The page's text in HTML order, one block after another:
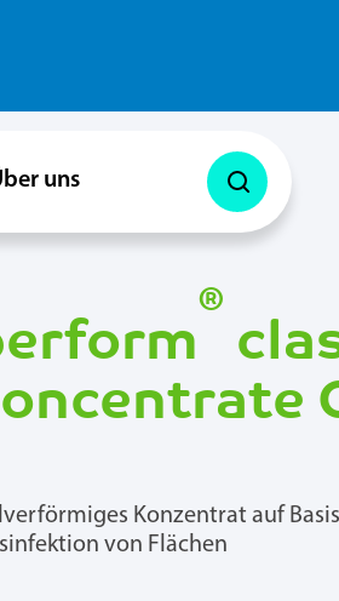
uns
®
Konzentrat auf
von Flächen